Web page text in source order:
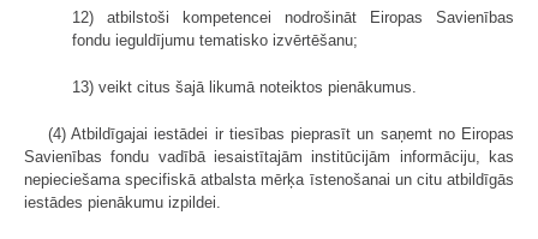
12) atbilstoši kompetencei nodrošināt Eiropas Savienības
fondu ieguldījumu tematisko izvērtēšanu;
13) veikt citus šajā likumā noteiktos pienākumus.
(4) Atbildīgajai iestādei ir tiesības pieprasīt un saņemt no Eiropas
Savienības fondu vadībā iesaistītajām institūcijām informāciju, kas
nepieciešama specifiskā atbalsta mērķa īstenošanai un citu atbildīgās
iestādes pienākumu izpildei.